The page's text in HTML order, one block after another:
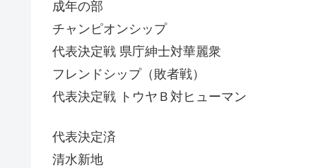
成年の部
チャンピオンシップ
代表決定戦 県庁紳士対華麗衆
フレンドシップ（敗者戦）
代表決定戦 トウヤＢ対ヒューマン
代表決定済
清水新地